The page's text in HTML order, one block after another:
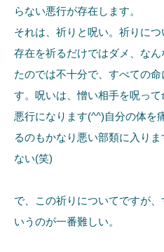
らない悪行が存在します。
それは、祈りと呪い。祈りに
存在を祈るだけではダメ、な
たのでは不十分で、すべての
す。呪いは、憎い相手を呪っ
悪行になります(^^)自分の体を
るのもかなり悪い部類に入り
ない(笑)
で、この祈りについてですが
いうのが一番難しい。